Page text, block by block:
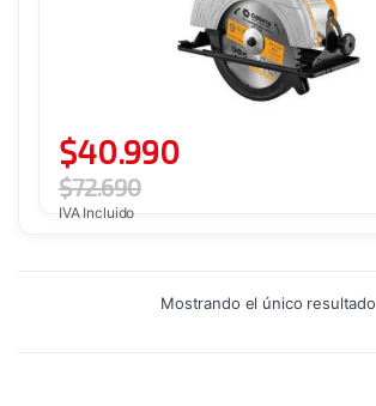
$40.990
$72.690
IVA Incluido
Mostrando el único resultado